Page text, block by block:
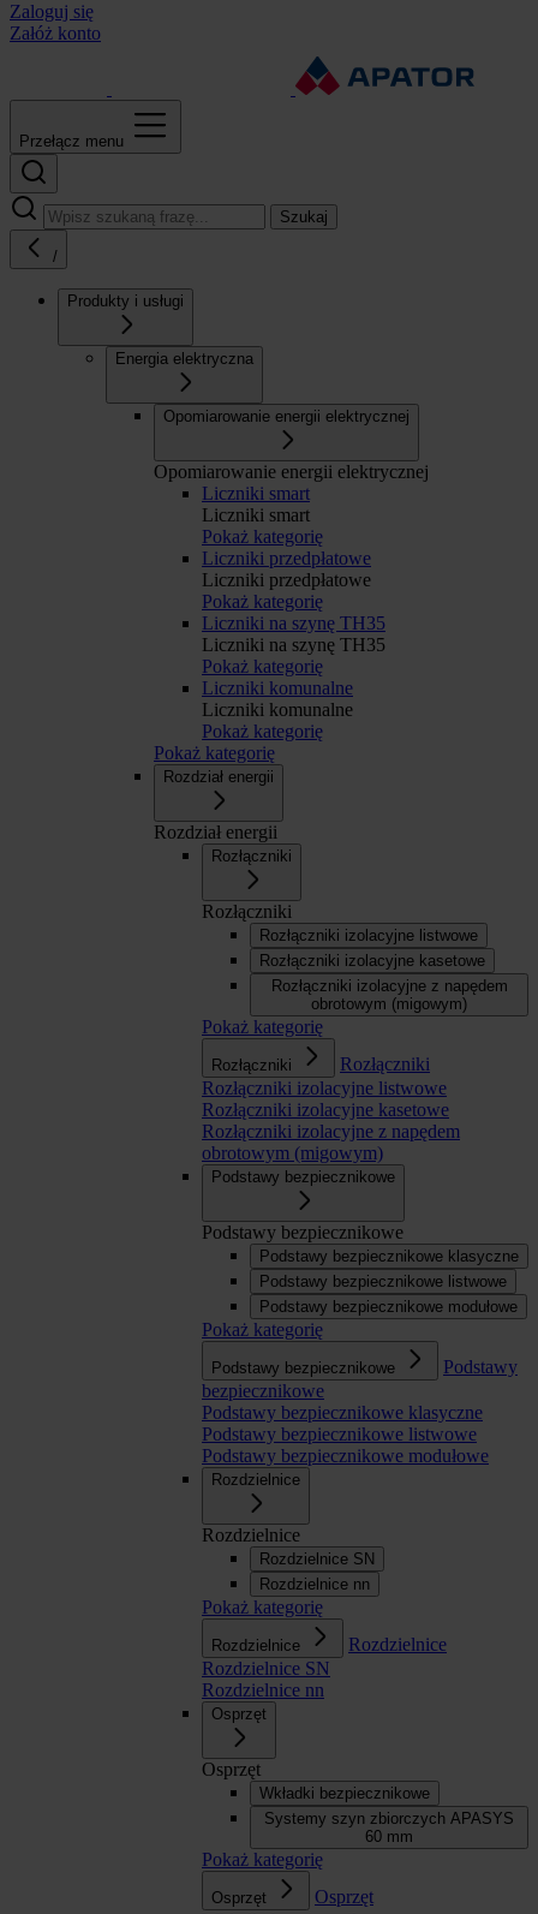
Zaloguj się
Załóż konto
Przełącz menu
Szukaj
/
Produkty i usługi
Energia elektryczna
Opomiarowanie energii elektrycznej
Opomiarowanie energii elektrycznej
Liczniki smart
Liczniki smart
Pokaż kategorię
Liczniki przedpłatowe
Liczniki przedpłatowe
Pokaż kategorię
Liczniki na szynę TH35
Liczniki na szynę TH35
Pokaż kategorię
Liczniki komunalne
Liczniki komunalne
Pokaż kategorię
Pokaż kategorię
Rozdział energii
Rozdział energii
Rozłączniki
Rozłączniki
Rozłączniki izolacyjne listwowe
Rozłączniki izolacyjne kasetowe
Rozłączniki izolacyjne z napędem
obrotowym (migowym)
Pokaż kategorię
Rozłączniki
Rozłączniki
Rozłączniki izolacyjne listwowe
Rozłączniki izolacyjne kasetowe
Rozłączniki izolacyjne z napędem
obrotowym (migowym)
Podstawy bezpiecznikowe
Podstawy bezpiecznikowe
Podstawy bezpiecznikowe klasyczne
Podstawy bezpiecznikowe listwowe
Podstawy bezpiecznikowe modułowe
Pokaż kategorię
Podstawy bezpiecznikowe
Podstawy
bezpiecznikowe
Podstawy bezpiecznikowe klasyczne
Podstawy bezpiecznikowe listwowe
Podstawy bezpiecznikowe modułowe
Rozdzielnice
Rozdzielnice
Rozdzielnice SN
Rozdzielnice nn
Pokaż kategorię
Rozdzielnice
Rozdzielnice
Rozdzielnice SN
Rozdzielnice nn
Osprzęt
Osprzęt
Wkładki bezpiecznikowe
Systemy szyn zbiorczych APASYS
60 mm
Pokaż kategorię
Osprzęt
Osprzęt